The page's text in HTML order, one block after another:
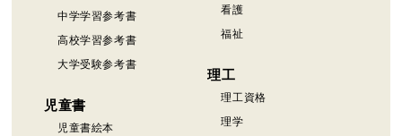
中学学習参考書
高校学習参考書
大学受験参考書
児童書
児童書絵本
看護
福祉
理工
理工資格
理学